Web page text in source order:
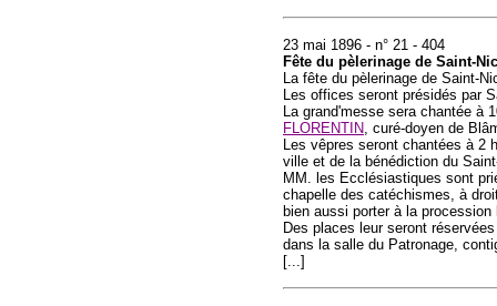
23 mai 1896 - n° 21 - 404
Fête du pèlerinage de Saint-
La fête du pèlerinage de Saint-
Les offices seront présidés par
La grand'messe sera chantée à
FLORENTIN, curé-doyen de
Les vêpres seront chantées à 2
ville et de la bénédiction du
MM. les Ecclésiastiques sont
chapelle des catéchismes, à
bien aussi porter à la
Des places leur seront
dans la salle du Patronage,
[...]